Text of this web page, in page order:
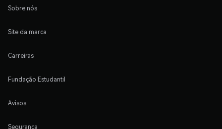
Sobre nós
Site da marca
Carreiras
Fundação Estudantil
Avisos
Segurança